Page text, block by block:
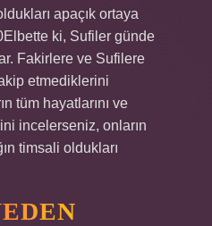
apaçık ortaya
ki, Sufiler günde
Fakirlere ve Sufilere
etmediklerini
tüm hayatlarını ve
incelerseniz, onların
timsali oldukları